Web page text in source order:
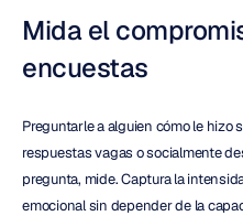
Mida el
encuestas
Preguntarle a alguien cómo le hizo
respuestas vagas o socialmente
pregunta, mide. Captura la
emocional sin depender de la